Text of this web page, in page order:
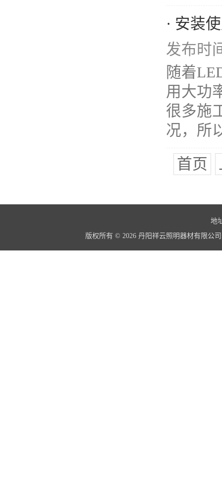
· 安装
发布时
随着
用大功
很多施
况，所
首页
地
版权所有 © 2026 丹阳祥云照明器材有限公